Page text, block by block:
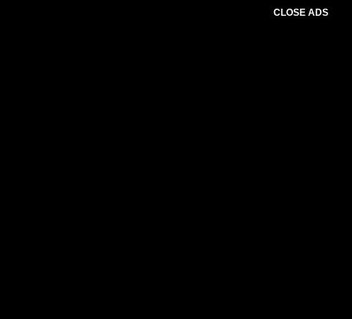
CLOSE ADS